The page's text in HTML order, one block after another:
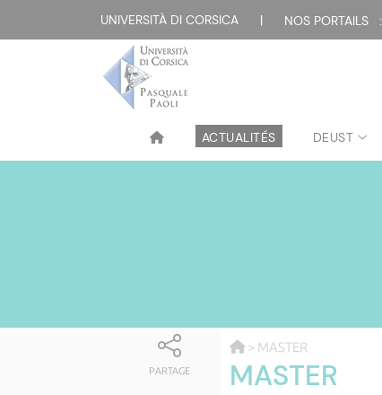
UNIVERSITÀ DI CORSICA | NOS PORTAILS :
ACTUALITÉS DEUST
PARTAGE
> MASTER
MASTER